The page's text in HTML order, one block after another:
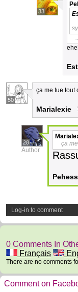
33
50
ça me tue tout
Marialexie
28
Author
ça
Log-in to comment
0 Comments In
Français
There are no comments
Comment on